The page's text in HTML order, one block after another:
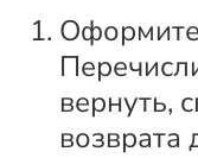
вернуть,
возврата